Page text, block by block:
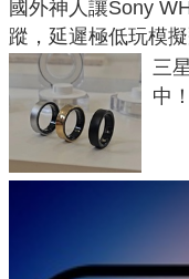
國外神人讓Sony
蹤，延遲極低玩模
三
中